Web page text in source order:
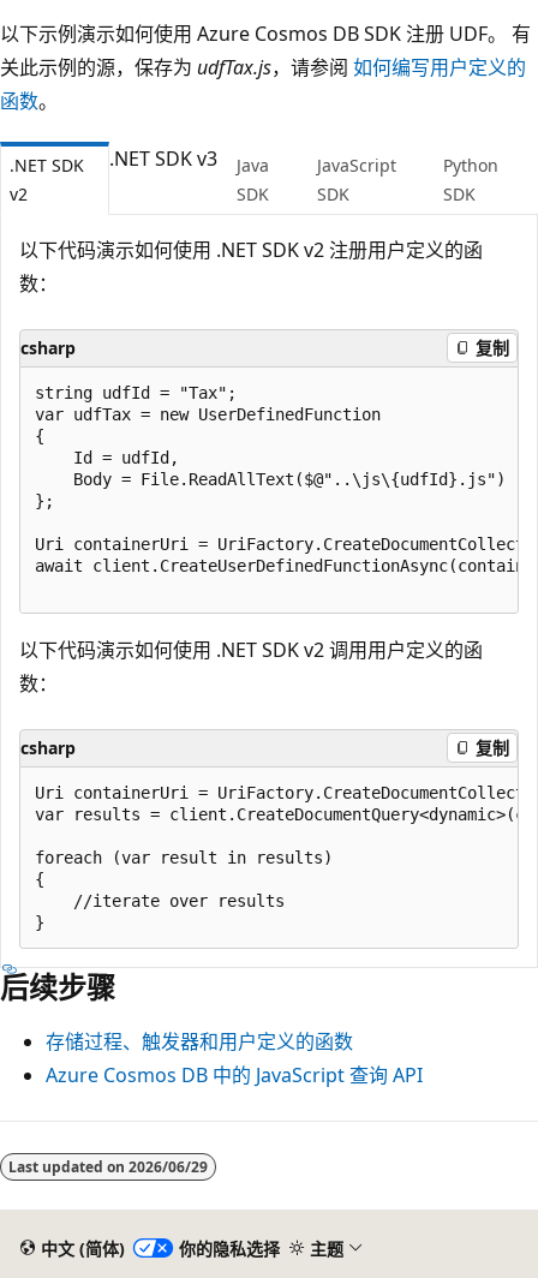
以下示例演示如何使用 Azure Cosmos DB SDK 注册 UDF。 有
关此示例的源，保存为 udfTax.js，请参阅 如何编写用户定义的
函数。
.NET SDK
v2
.NET SDK v3
Java
SDK
JavaScript
SDK
Python
SDK
以下代码演示如何使用 .NET SDK v2 注册用户定义的函
数：
csharp 复制
string udfId = "Tax";
var udfTax = new UserDefinedFunction
{
    Id = udfId,
    Body = File.ReadAllText($@"..\js\{udfId}.js")
};
Uri containerUri =
await
以下代码演示如何使用 .NET SDK v2 调用用户定义的函
数：
csharp 复制
Uri containerUri =
var results =
foreach (var result in results)
{
    //iterate over results
后续步骤
存储过程、触发器和用户定义的函数
Azure Cosmos DB 中的 JavaScript 查询 API
Last updated on 2026/06/29
中文 (简体) 你的隐私选择 主题